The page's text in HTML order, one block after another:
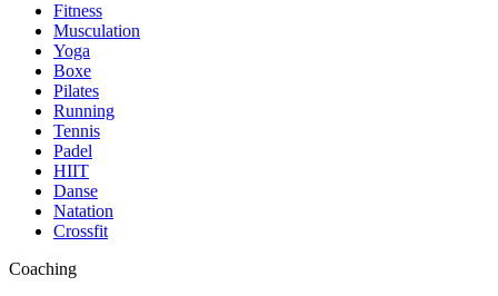
Fitness
Musculation
Yoga
Boxe
Pilates
Running
Tennis
Padel
HIIT
Danse
Natation
Crossfit
Coaching